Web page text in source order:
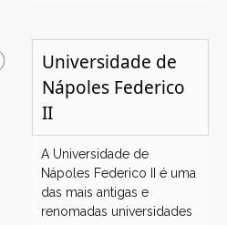
Universidade de
Nápoles Federico
II
A Universidade de
Nápoles Federico II é uma
das mais antigas e
renomadas universidades